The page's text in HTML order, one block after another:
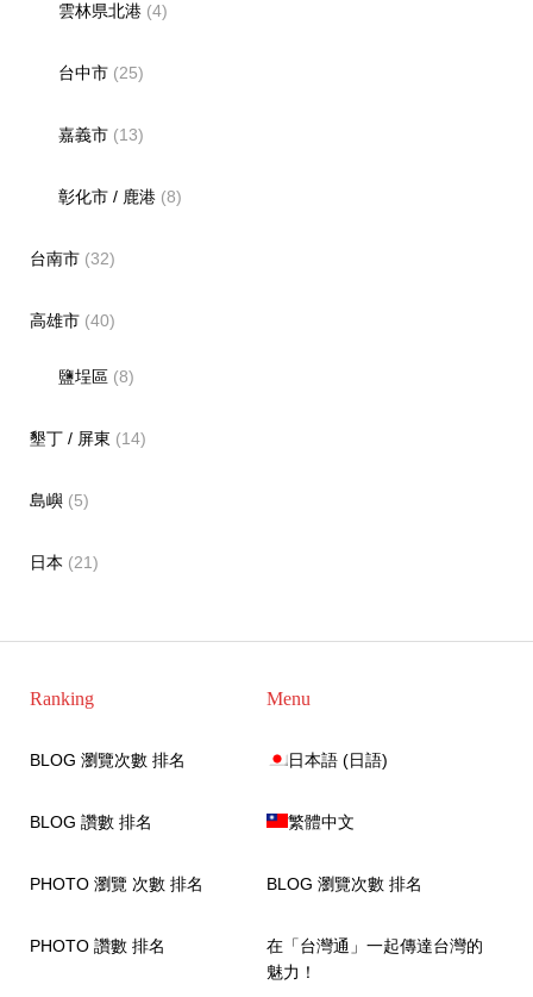
雲林県北港 (4)
台中市 (25)
嘉義市 (13)
彰化市 / 鹿港 (8)
台南市(32)
高雄市(40)
鹽埕區 (8)
墾丁 / 屏東 (14)
島嶼(5)
日本 (21)
Ranking
BLOG 瀏覽次數 排名
BLOG 讚數 排名
PHOTO 瀏覽 次數 排名
PHOTO 讚數 排名
Menu
日本語 (日語)
繁體中文
BLOG 瀏覽次數 排名
在「台灣通」一起傳達台灣的
魅力！